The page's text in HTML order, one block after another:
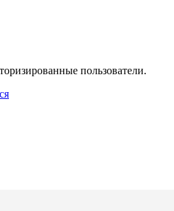
пользователи.